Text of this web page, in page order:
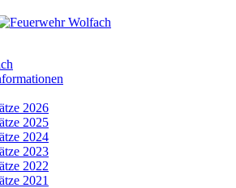
2026
2025
2024
2023
2022
2021